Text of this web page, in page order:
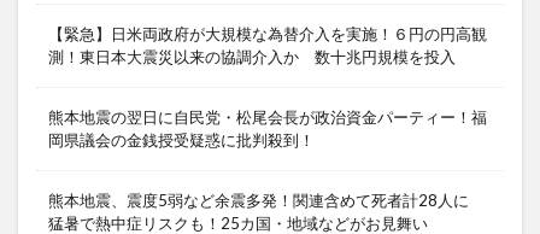
【緊急】日米両政府が大規模な為替介入を実施！６円の円高観
測！東日本大震災以来の協調介入か 数十兆円規模を投入
熊本地震の翌日に自民党・松尾会長が政治資金パーティー！福
岡県議会の金銭授受疑惑に批判殺到！
熊本地震、震度5弱など余震多発！関連含めて死者計28人に
猛暑で熱中症リスクも！25カ国・地域などがお見舞い